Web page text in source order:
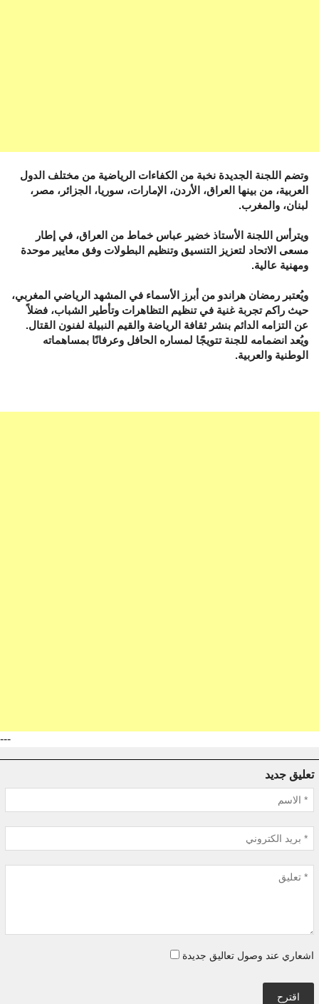
وتضم اللجنة الجديدة نخبة من الكفاءات الرياضية من مختلف الدول
العربية، من بينها العراق، الأردن، الإمارات، سوريا، الجزائر، مصر،
لبنان، والمغرب.
ويترأس اللجنة الأستاذ خضير عباس خماط من العراق، في إطار
مسعى الاتحاد لتعزيز التنسيق وتنظيم البطولات وفق معايير موحدة
ومهنية عالية.
ويُعتبر رمضان هراندو من أبرز الأسماء في المشهد الرياضي المغربي،
حيث راكم تجربة غنية في تنظيم التظاهرات وتأطير الشباب، فضلاً
عن التزامه الدائم بنشر ثقافة الرياضة والقيم النبيلة لفنون القتال.
ويُعد انضمامه للجنة تتويجًا لمساره الحافل وعرفانًا بمساهماته
الوطنية والعربية.
---
تعليق جديد
اشعاري عند وصول تعاليق جديدة
اقترح